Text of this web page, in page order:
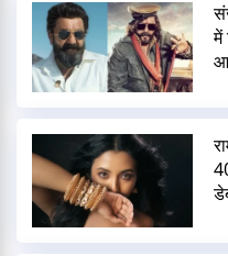
में